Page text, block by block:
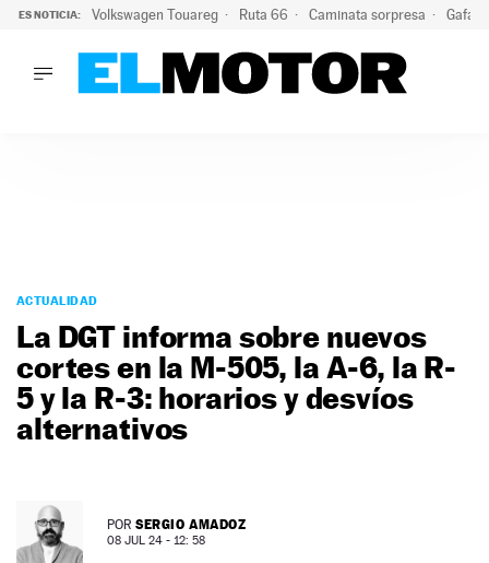
ES NOTICIA: Volkswagen Touareg Ruta 66 Caminata sorpresa Gafas
PODCAST
MOTOS
TECNOLOGÍA
SUPERCOCHES
MOTORTV
NEWSLETTER
ACTUALIDAD
La DGT informa sobre nuevos
cortes en la M-505, la A-6, la R-
5 y la R-3: horarios y desvíos
alternativos
POR SERGIO AMADOZ
08 JUL 24 - 12: 58